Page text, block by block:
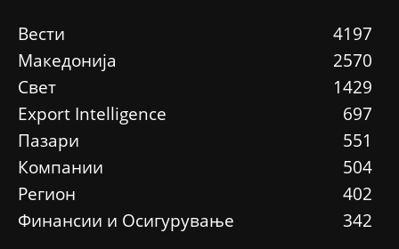
Вести
4197
Македонија
2570
Свет
1429
Еxport Intelligence
697
Пазари
551
Компании
504
Регион
402
Финансии и Осигурување
342